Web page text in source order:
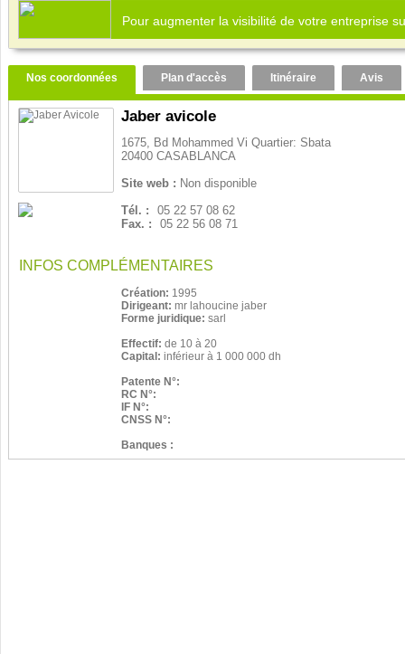
Pour augmenter la visibilité de votre
Nos coordonnées Plan d'accès Itinéraire Avis
Jaber avicole
1675, Bd Mohammed Vi Quartier: Sbata
20400 CASABLANCA
Site web : Non disponible
Tél. :
05 22 57 08 62
Fax. :
05 22 56 08 71
INFOS COMPLÉMENTAIRES
Création: 1995
Dirigeant: mr lahoucine jaber
Forme juridique: sarl
Effectif: de 10 à 20
Capital: inférieur à 1 000 000 dh
Patente N°:
RC N°:
IF N°:
CNSS N°:
Banques :